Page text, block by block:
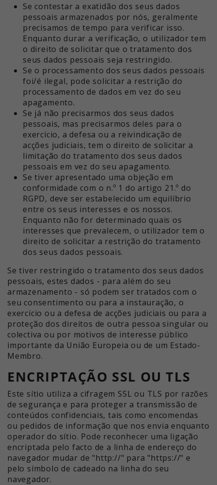
Se contestar a exatidão dos seus dados
pessoais armazenados por nós, geralmente
precisamos de tempo para verificar isso.
Enquanto durar a verificação, o utilizador tem
o direito de solicitar que o tratamento dos
seus dados pessoais seja restringido.
Se o processamento dos seus dados pessoais
foi/é ilegal, pode solicitar a restrição do
processamento de dados em vez do seu
apagamento.
Se já não precisarmos dos seus dados
pessoais, mas precisarmos deles para o
exercício, a defesa ou a reivindicação de
acções judiciais, tem o direito de solicitar a
limitação do tratamento dos seus dados
pessoais em vez do seu apagamento.
Se tiver apresentado uma objeção em
conformidade com o n.º 1 do artigo 21.º do
RGPD, deve ser estabelecido um equilíbrio
entre os seus interesses e os nossos.
Enquanto não for determinado quais os
interesses que prevalecem, o utilizador tem o
direito de solicitar a restrição do tratamento
dos seus dados pessoais.
Se tiver restringido o tratamento dos seus dados
pessoais, estes dados - para além do seu
armazenamento - só podem ser tratados com o
seu consentimento ou para a instauração, o
exercício ou a defesa de acções judiciais ou para a
proteção dos direitos de outra pessoa singular ou
colectiva ou por motivos de interesse público
importante da União Europeia ou de um Estado-
Membro.
ENCRIPTAÇÃO SSL OU TLS
Este sítio utiliza a cifragem SSL ou TLS por razões
de segurança e para proteger a transmissão de
conteúdos confidenciais, tais como encomendas
ou pedidos de informação que nos envia enquanto
operador do sítio. Pode reconhecer uma ligação
encriptada pelo facto de a linha de endereço do
navegador mudar de "http://" para "https://" e
pelo símbolo de cadeado na linha do seu
navegador.